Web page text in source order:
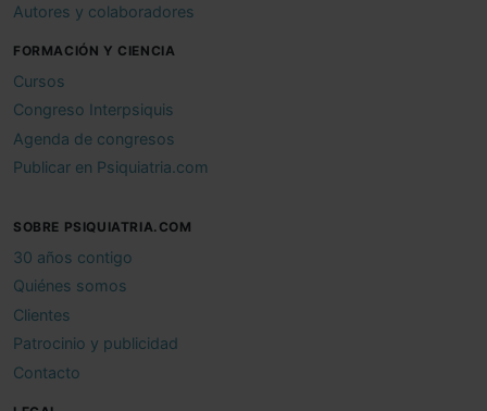
Autores y colaboradores
FORMACIÓN Y CIENCIA
Cursos
Congreso Interpsiquis
Agenda de congresos
Publicar en Psiquiatria.com
SOBRE PSIQUIATRIA.COM
30 años contigo
Quiénes somos
Clientes
Patrocinio y publicidad
Contacto